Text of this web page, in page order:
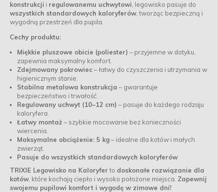
konstrukcji i regulowanemu uchwytowi , legowisko pasuje do
wszystkich standardowych kaloryferów , tworząc bezpieczną i
wygodną przestrzeń dla pupila.
Cechy produktu:
Miękkie pluszowe obicie (poliester) – przyjemne w dotyku,
zapewnia maksymalny komfort.
Zdejmowany pokrowiec– łatwy do czyszczenia i utrzymania w
higienicznym stanie.
Stabilna metalowa konstrukcja – gwarantuje
bezpieczeństwo i trwałość.
Regulowany uchwyt (10–12 cm) – pasuje do każdego rodzaju
kaloryfera.
Łatwy montaż – szybkie mocowanie bez konieczności
wiercenia.
Maksymalne obciążenie: 5 kg– idealne dla kotów i małych
zwierząt.
Pasuje do wszystkich standardowych kaloryferów
TRIXIE Legowisko na Kaloryferto doskonałe rozwiązanie dla
kotów , które kochają ciepło i wysoko położone miejsca. Zapewnij
swojemu pupilowi komfort i wygodę w zimowe dni!